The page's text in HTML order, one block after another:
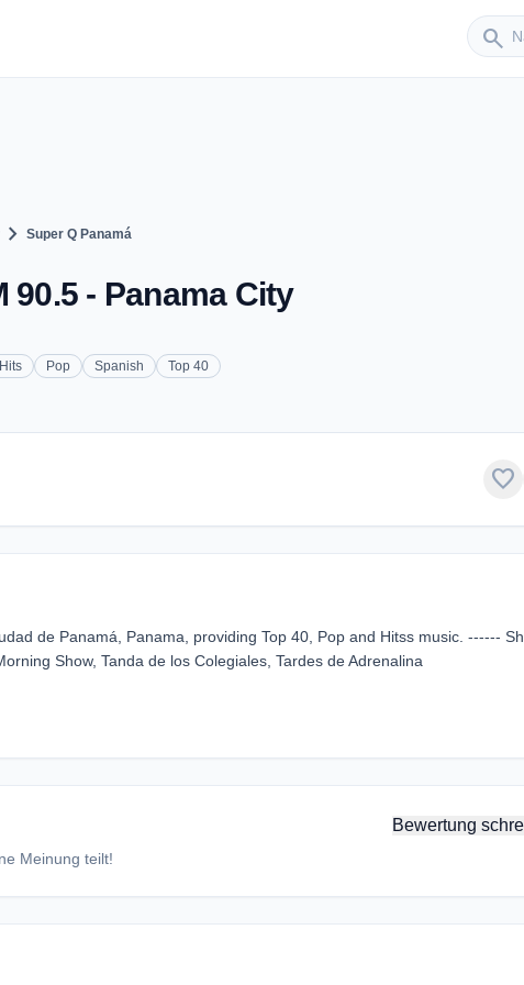
search
Sender
chevron_right Super Q Panamá
90.5 - Panama City
Hits Pop Spanish Top 40
favorite
de Panamá, Panama, providing Top 40, Pop and Hitss music. ------
Show, Tanda de los Colegiales, Tardes de Adrenalina
Bewertung
Meinung teilt!